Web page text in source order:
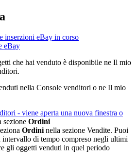
inserzioni eBay in corso
eBay
che hai venduto è disponibile ne Il mio
nella Console venditori o ne Il mio
- viene aperta una nuova finestra o
sezione Ordini
Ordini nella sezione Vendite. Puoi
intervallo di tempo compreso negli ultimi
gli oggetti venduti in quel periodo